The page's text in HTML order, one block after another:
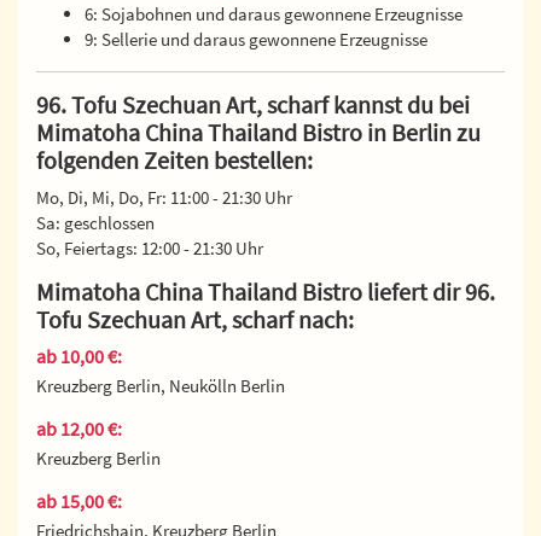
6: Sojabohnen und daraus gewonnene Erzeugnisse
9: Sellerie und daraus gewonnene Erzeugnisse
96. Tofu Szechuan Art, scharf kannst du bei
Mimatoha China Thailand Bistro in Berlin zu
folgenden Zeiten bestellen:
Mo, Di, Mi, Do, Fr: 11:00 - 21:30 Uhr
Sa: geschlossen
So, Feiertags: 12:00 - 21:30 Uhr
Mimatoha China Thailand Bistro liefert dir 96.
Tofu Szechuan Art, scharf nach:
ab 10,00 €:
Kreuzberg Berlin, Neukölln Berlin
ab 12,00 €:
Kreuzberg Berlin
ab 15,00 €:
Friedrichshain, Kreuzberg Berlin